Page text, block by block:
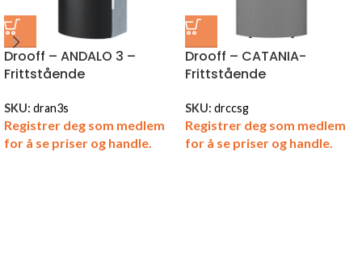
Drooff – ANDALO 3 –
Frittstående
SKU: dran3s
Registrer deg som medlem
for å se priser og handle.
Drooff – CATANIA-
Frittstående
SKU: drccsg
Registrer deg som medlem
for å se priser og handle.